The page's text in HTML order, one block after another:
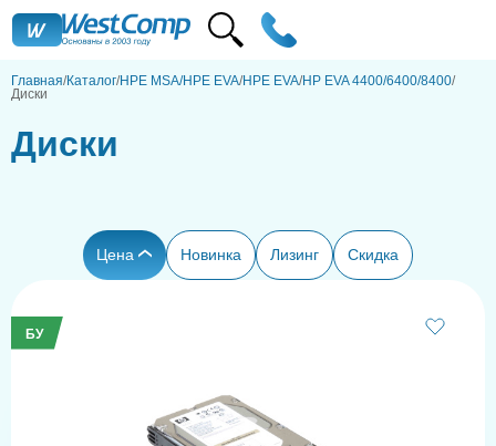
Главная Каталог HPE MSA/HPE EVA HPE EVA HP EVA 4400/6400/8400
Диски
Диски
Цена Новинка Лизинг Скидка
БУ